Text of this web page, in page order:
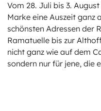
Vom 28. Juli bis 3.
Marke eine Auszeit ganz
schönsten Adressen der
Ramatuelle bis zur
nicht ganz wie auf dem
sondern nur für jene, die